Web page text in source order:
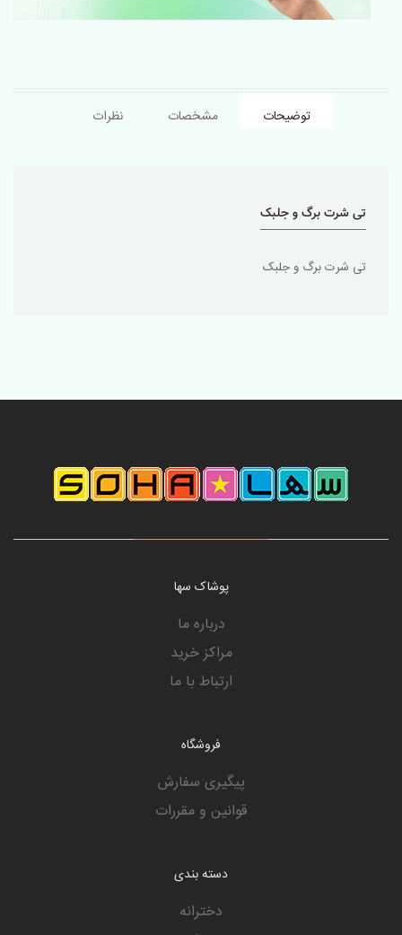
توضیحات مشخصات نظرات
تی شرت برگ و جلبک
تی شرت برگ و جلبک
پوشاک سها
درباره ما
مراکز خرید
ارتباط با ما
فروشگاه
پیگیری سفارش
قوانین و مقررات
دسته بندی
دخترانه